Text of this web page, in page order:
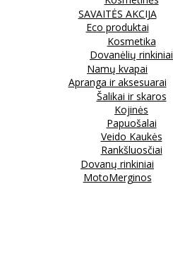
SAVAITĖS AKCIJA
Eco produktai
Kosmetika
Dovanėlių rinkiniai
Namų kvapai
Apranga ir aksesuarai
Šalikai ir skaros
Kojinės
Papuošalai
Veido Kaukės
Rankšluosčiai
Dovanų rinkiniai
MotoMerginos